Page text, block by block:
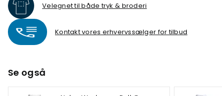
Velegnet til både tryk & broderi
Kontakt vores erhvervssælger for tilbud
Se også